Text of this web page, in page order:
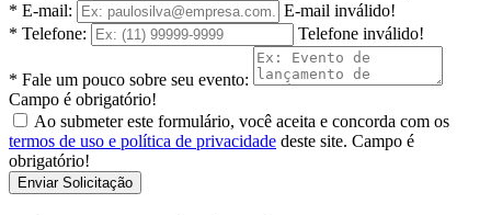
* E-mail:
E-mail inválido!
* Telefone:
Telefone inválido!
* Fale um pouco sobre seu evento:
Campo é obrigatório!
Ao submeter este formulário, você aceita e concorda com os
termos de uso e política de privacidade deste site. Campo é
obrigatório!
Enviar Solicitação